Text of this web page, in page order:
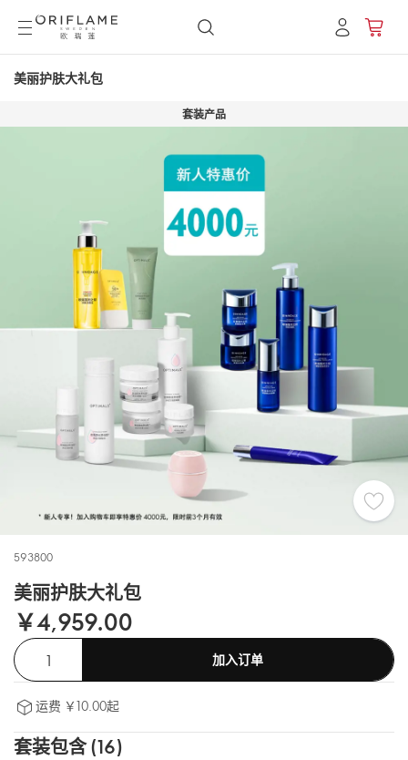
美丽护肤大礼包
套装产品
593800
美丽护肤大礼包
￥4,959.00
加入订单
运费 ￥10.00起
套装包含 (16)